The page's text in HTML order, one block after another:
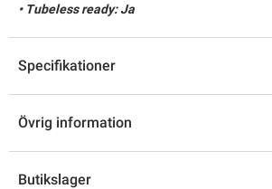
• Tubeless ready: Ja
Specifikationer
Övrig information
Butikslager